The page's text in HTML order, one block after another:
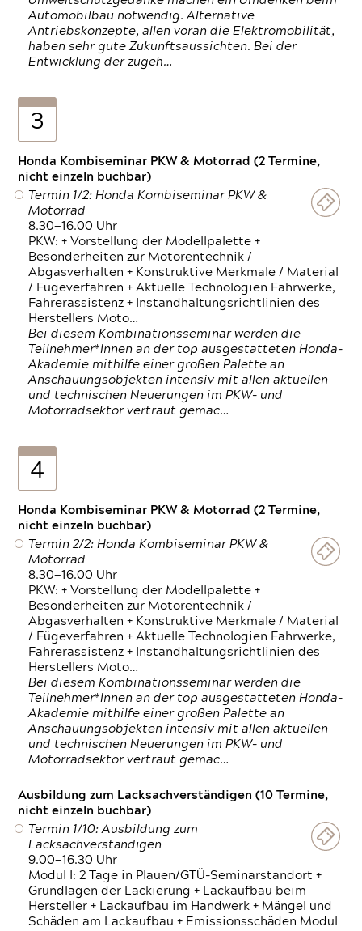
Automobilbau notwendig. Alternative
Antriebskonzepte, allen voran die Elektromobilität,
haben sehr gute Zukunftsaussichten. Bei der
Entwicklung der zugeh…
3
Honda Kombiseminar PKW & Motorrad (2 Termine,
nicht einzeln buchbar)
Termin 1/2: Honda Kombiseminar PKW &
Motorrad
8.30—16.00 Uhr
PKW: + Vorstellung der Modellpalette +
Besonderheiten zur Motorentechnik /
Abgasverhalten + Konstruktive Merkmale / Material
/ Fügeverfahren + Aktuelle Technologien Fahrwerke,
Fahrerassistenz + Instandhaltungsrichtlinien des
Herstellers Moto…
Bei diesem Kombinationsseminar werden die
Teilnehmer*Innen an der top ausgestatteten Honda-
Akademie mithilfe einer großen Palette an
Anschauungsobjekten intensiv mit allen aktuellen
und technischen Neuerungen im PKW- und
Motorradsektor vertraut gemac…
4
Honda Kombiseminar PKW & Motorrad (2 Termine,
nicht einzeln buchbar)
Termin 2/2: Honda Kombiseminar PKW &
Motorrad
8.30—16.00 Uhr
PKW: + Vorstellung der Modellpalette +
Besonderheiten zur Motorentechnik /
Abgasverhalten + Konstruktive Merkmale / Material
/ Fügeverfahren + Aktuelle Technologien Fahrwerke,
Fahrerassistenz + Instandhaltungsrichtlinien des
Herstellers Moto…
Bei diesem Kombinationsseminar werden die
Teilnehmer*Innen an der top ausgestatteten Honda-
Akademie mithilfe einer großen Palette an
Anschauungsobjekten intensiv mit allen aktuellen
und technischen Neuerungen im PKW- und
Motorradsektor vertraut gemac…
Ausbildung zum Lacksachverständigen (10 Termine,
nicht einzeln buchbar)
Termin 1/10: Ausbildung zum
Lacksachverständigen
9.00—16.30 Uhr
Modul I: 2 Tage in Plauen/GTÜ-Seminarstandort +
Grundlagen der Lackierung + Lackaufbau beim
Hersteller + Lackaufbau im Handwerk + Mängel und
Schäden am Lackaufbau + Emissionsschäden Modul